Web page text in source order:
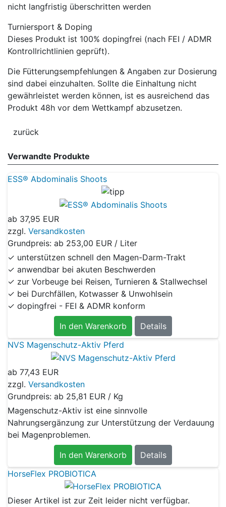
nicht langfristig überschritten werden
Turniersport & Doping
Dieses Produkt ist 100% dopingfrei (nach FEI / ADMR
Kontrollrichtlinien geprüft).
Die Fütterungsempfehlungen & Angaben zur Dosierung
sind dabei einzuhalten. Sollte die Einhaltung nicht
gewährleistet werden können, ist es ausreichend das
Produkt 48h vor dem Wettkampf abzusetzen.
Verwandte Produkte
ESS® Abdominalis Shoots
ab 37,95 EUR
zzgl. Versandkosten
Grundpreis: ab 253,00 EUR / Liter
✓ unterstützen schnell den Magen-Darm-Trakt
✓ anwendbar bei akuten Beschwerden
✓ zur Vorbeuge bei Reisen, Turnieren & Stallwechsel
✓ bei Durchfällen, Kotwasser & Unwohlsein
✓ dopingfrei - FEI & ADMR konform
In den Warenkorb
Details
NVS Magenschutz-Aktiv Pferd
ab 77,43 EUR
zzgl. Versandkosten
Grundpreis: ab 25,81 EUR / Kg
Magenschutz-Aktiv ist eine sinnvolle
Nahrungsergänzung zur Unterstützung der Verdauung
bei Magenproblemen.
In den Warenkorb
Details
HorseFlex PROBIOTICA
Dieser Artikel ist zur Zeit leider nicht verfügbar.